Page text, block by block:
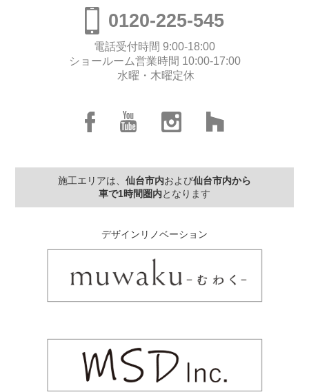
0120-225-545
電話受付時間 9:00-18:00
ショールーム営業時間 10:00-17:00
水曜・木曜定休
施工エリアは、 仙台市内および仙台市内から
車で1時間圏内となります
デザインリノベーション